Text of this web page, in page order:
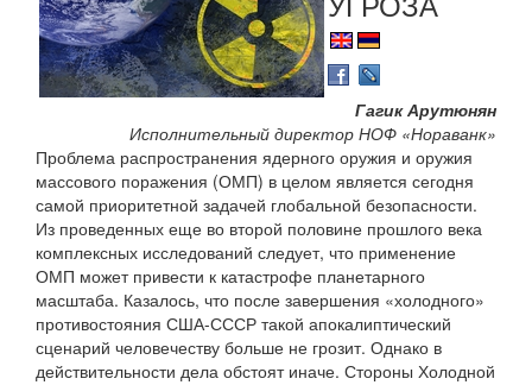
Гагик Арутюнян
Исполнительный директор НОФ «Нораванк»
Проблема распространения ядерного оружия и оружия
массового поражения (ОМП) в целом является сегодня
самой приоритетной задачей глобальной безопасности.
Из проведенных еще во второй половине прошлого века
комплексных исследований следует, что применение
ОМП может привести к катастрофе планетарного
масштаба. Казалось, что после завершения «холодного»
противостояния США-СССР такой апокалиптический
сценарий человечеству больше не грозит. Однако в
действительности дела обстоят иначе. Стороны Холодной